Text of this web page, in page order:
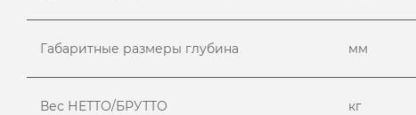
Габаритные размеры глубина мм
Вес НЕТТО/БРУТТО кг